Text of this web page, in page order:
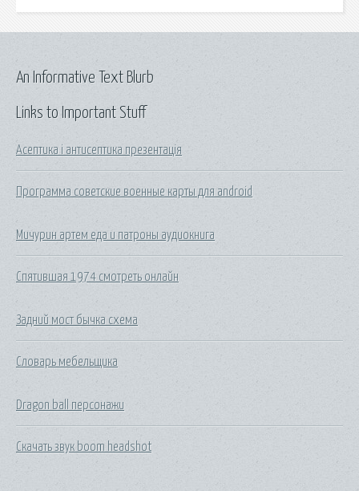
Links to Important Stuff
Асептика і антисептика презентація
Программа советские военные карты для android
Мичурин артем еда и патроны аудиокнига
Спятившая 1974 смотреть онлайн
Задний мост бычка схема
Словарь мебельщика
Dragon ball персонажи
Скачать звук boom headshot
An Informative Text Blurb